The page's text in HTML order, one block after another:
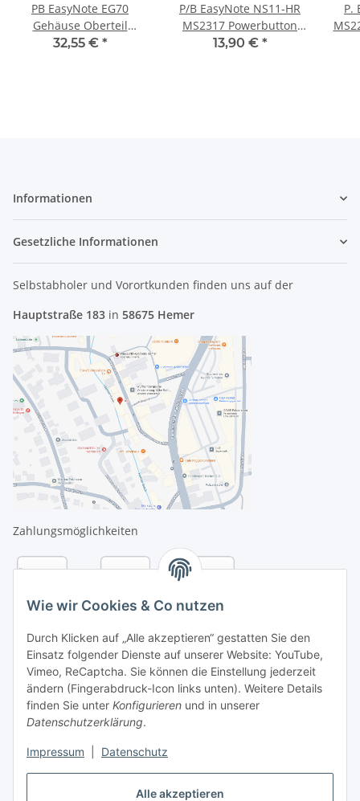
Alle akzeptieren
Wie wir Cookies & Co nutzen
Durch Klicken auf „Alle akzeptieren“ gestatten Sie den
Einsatz folgender Dienste auf unserer Website: YouTube,
Vimeo, ReCaptcha. Sie können die Einstellung jederzeit
ändern (Fingerabdruck-Icon links unten). Weitere Details
finden Sie unter Konfigurieren und in unserer
Datenschutzerklärung.
Impressum Datenschutz
PB EasyNote EG70
Gehäuse Oberteil
Handauflage +Touchpad
32,55 € *
P/B EasyNote NS11-HR
MS2317 Powerbutton
Board mit Kabel
13,90 € *
P.
Informationen
Gesetzliche Informationen
Selbstabholer und Vorortkunden finden uns auf der
Hauptstraße 183 in 58675 Hemer
Zahlungsmöglichkeiten